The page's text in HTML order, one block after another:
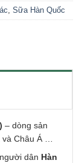
Sữa Hàn Quốc
– dòng sản
Châu Á …
dân Hàn